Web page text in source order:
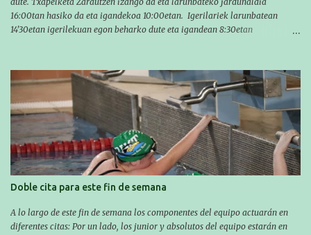
16:00tan hasiko da eta igandekoa 10:00etan. Igerilariek larunbatean
14'30etan igerilekuan egon beharko dute eta igandean 8:30etan
domingo los MASTERS tendrán el II TROFEO MASTER DE ZARAUTZ. La
competición se celebrará en Zarautz a las 16:00 la jornada del sabado y a
las 10:00 la del domingo. Los/las nadadores/as tendrán que estar en la
piscina a las 14:30 el sabado y a las 8:30 el domingo (polideportivo
Aritzbatalde). SERIES
Doble cita para este fin de semana
A lo largo de este fin de semana los componentes del equipo actuarán en
diferentes citas: Por un lado, los junior y absolutos del equipo estarán en